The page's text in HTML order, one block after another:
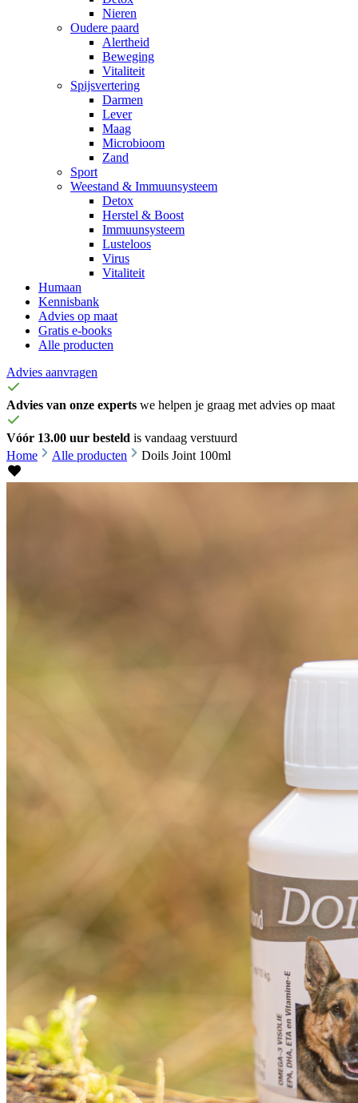
Nieren
Oudere paard
Alertheid
Beweging
Vitaliteit
Spijsvertering
Darmen
Lever
Maag
Microbioom
Zand
Sport
Weestand & Immuunsysteem
Detox
Herstel & Boost
Immuunsysteem
Lusteloos
Virus
Vitaliteit
Humaan
Kennisbank
Advies op maat
Gratis e-books
Alle producten
Advies aanvragen
Advies van onze experts we helpen je graag met advies op maat
Vóór 13.00 uur besteld is vandaag verstuurd
Home
Alle producten Doils Joint 100ml